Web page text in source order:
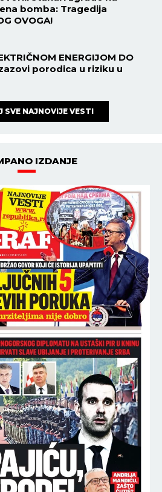
U
Šok u
ceo
NAJČITANIJE
DEMOLIRAN "BENTLI"!
razbijena stakla u privatnoj
MILICE VELIČKOVIĆ,
BARBARU! Evo šta će se desiti
u Beograd!
POJAČANJE! Otklonjena i
igrač sve potvrdio
JE TAJ MLADIĆ META, ŠTA
stanari zgrade na
bomba: Tragedija
OVOGA!